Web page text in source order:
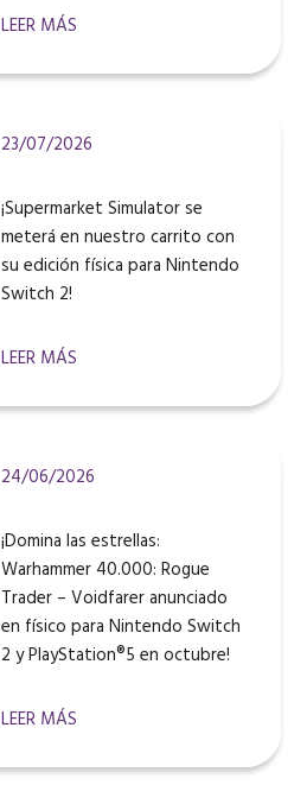
LEER MÁS
23/07/2026
¡Supermarket Simulator se
meterá en nuestro carrito con
su edición física para Nintendo
Switch 2!
LEER MÁS
24/06/2026
¡Domina las estrellas:
Warhammer 40.000: Rogue
Trader – Voidfarer anunciado
en físico para Nintendo Switch
2 y PlayStation®5 en octubre!
LEER MÁS